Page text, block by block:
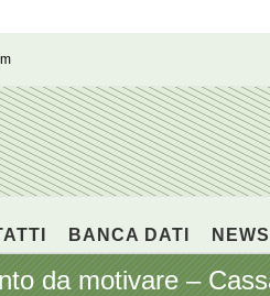
BANCA DATI
da motivare –